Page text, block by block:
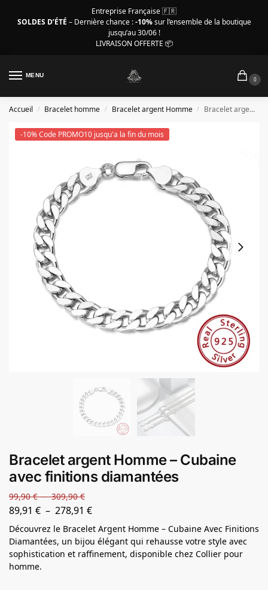
Entreprise Française 🇫🇷
SOLDES D’ÉTÉ – Dernière chance :-10%sur l’ensemble de la boutique
jusqu’au 30/06 !
LIVRAISON OFFERTE 📦
MENU
0
Accueil / Bracelet homme / Bracelet argent Homme / Bracelet argent Homme – Cubaine avec finitions diamantées
-10% Code PROMO10 jusqu'a la fin du mois
Bracelet argent Homme – Cubaine
avec finitions diamantées
99,90€ – 309,90€
89,91 € – 278,91 €
Découvrez le Bracelet Argent Homme – Cubaine Avec Finitions
Diamantées, un bijou élégant qui rehausse votre style avec
sophistication et raffinement, disponible chez Collier pour
homme.